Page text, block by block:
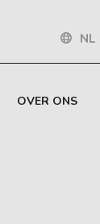
NL
OVER ONS